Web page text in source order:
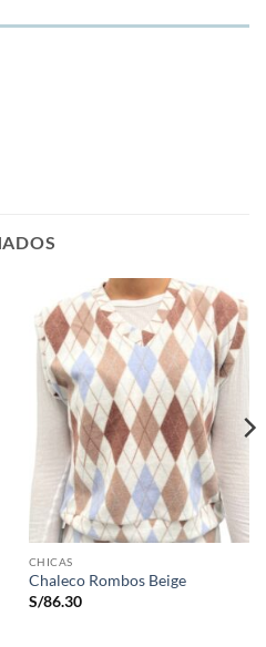
CHICAS
Chaleco Rombos Beige
S/86.30